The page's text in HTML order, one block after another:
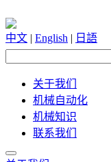
中文 | English | 日語
关于我们
机械自动化
机械知识
联系我们